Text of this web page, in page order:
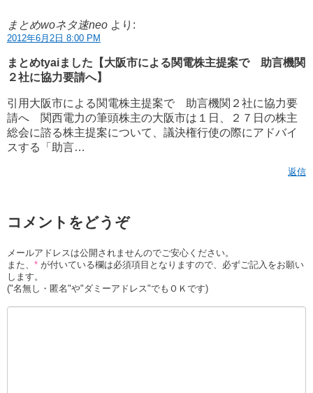
まとめwoネタ速neo より:
2012年6月2日 8:00 PM
まとめtyaiました【大阪市による関電株主提案で 助言機関
２社に協力要請へ】
引用大阪市による関電株主提案で 助言機関２社に協力要
請へ 関西電力の筆頭株主の大阪市は１日、２７日の株主
総会に諮る株主提案について、議決権行使の際にアドバイ
スする「助言…
返信
コメントをどうぞ
メールアドレスは公開されませんのでご安心ください。
また、 * が付いている欄は必須項目となりますので、必ずご記入をお願い
します。
("名無し・匿名"や"ダミーアドレス"でもＯＫです)